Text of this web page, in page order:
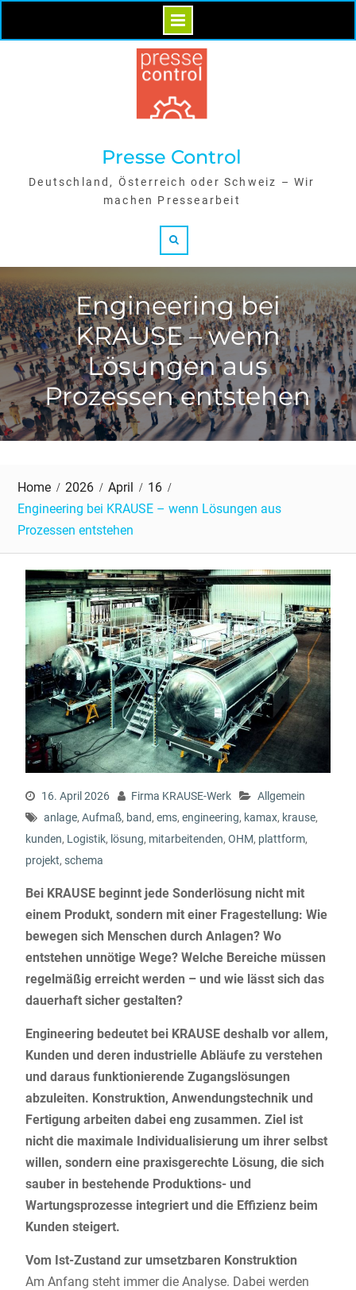
Skip
Presse Control
Deutschland, Österreich oder Schweiz – Wir
machen Pressearbeit
Engineering bei
KRAUSE – wenn
Lösungen aus
Prozessen entstehen
Home 2026 April
16
Engineering bei KRAUSE – wenn Lösungen aus
Prozessen entstehen
16. April 2026 Firma KRAUSE-Werk
Allgemein
anlage, Aufmaß, band, ems, engineering, kamax, krause,
kunden, Logistik, lösung, mitarbeitenden, OHM, plattform,
projekt, schema
Bei KRAUSE beginnt jede Sonderlösung nicht mit
einem Produkt, sondern mit einer Fragestellung: Wie
bewegen sich Menschen durch Anlagen? Wo
entstehen unnötige Wege? Welche Bereiche müssen
regelmäßig erreicht werden – und wie lässt sich das
dauerhaft sicher gestalten?
Engineering bedeutet bei KRAUSE deshalb vor allem,
Kunden und deren industrielle Abläufe zu verstehen
und daraus funktionierende Zugangslösungen
abzuleiten. Konstruktion, Anwendungstechnik und
Fertigung arbeiten dabei eng zusammen. Ziel ist
nicht die maximale Individualisierung um ihrer selbst
willen, sondern eine praxisgerechte Lösung, die sich
sauber in bestehende Produktions- und
Wartungsprozesse integriert und die Effizienz beim
Kunden steigert.
Vom Ist-Zustand zur umsetzbaren Konstruktion
Am Anfang steht immer die Analyse. Dabei werden